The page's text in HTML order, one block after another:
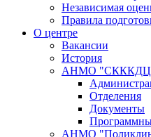
Независимая
Правила
О центре
Вакансии
История
АНМО
Отделения
Документы
АНМО